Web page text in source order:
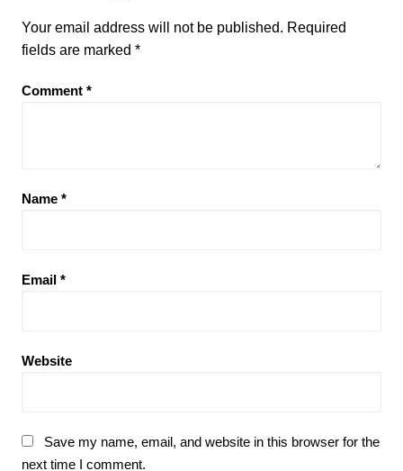
Your email address will not be published. Required
fields are marked *
Comment *
Name *
Email *
Website
Save my name, email, and website in this browser for the
next time I comment.